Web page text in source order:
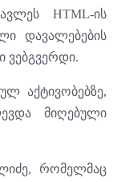
HTML-ის
დავალებების
ვებგვერდი.
აქტივობებზე,
მიღებული
რომელმაც